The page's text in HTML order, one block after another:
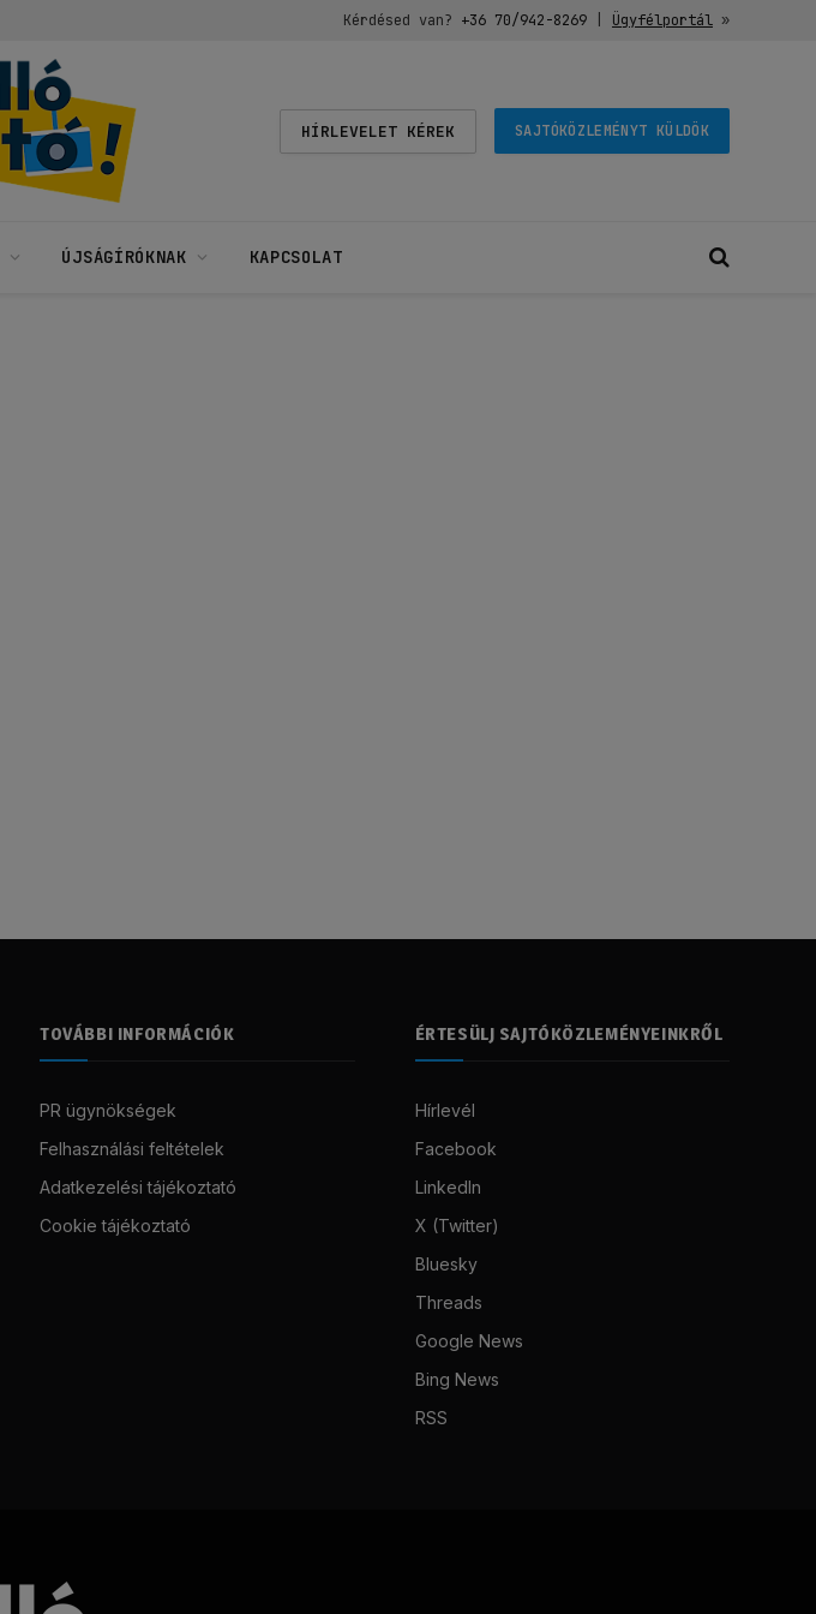
Kérdésed van? +36 70/942-8269| Ügyfélportál»
HÍRLEVELET KÉREK SAJTÓKÖZLEMÉNYT KÜLDÖK
ÚJSÁGÍRÓKNAK KAPCSOLAT
TOVÁBBI INFORMÁCIÓK
PR ügynökségek
Felhasználási feltételek
Adatkezelési tájékoztató
Cookie tájékoztató
ÉRTESÜLJ SAJTÓKÖZLEMÉNYEINKRŐL
Hírlevél
Facebook
LinkedIn
X (Twitter)
Bluesky
Threads
Google News
Bing News
RSS